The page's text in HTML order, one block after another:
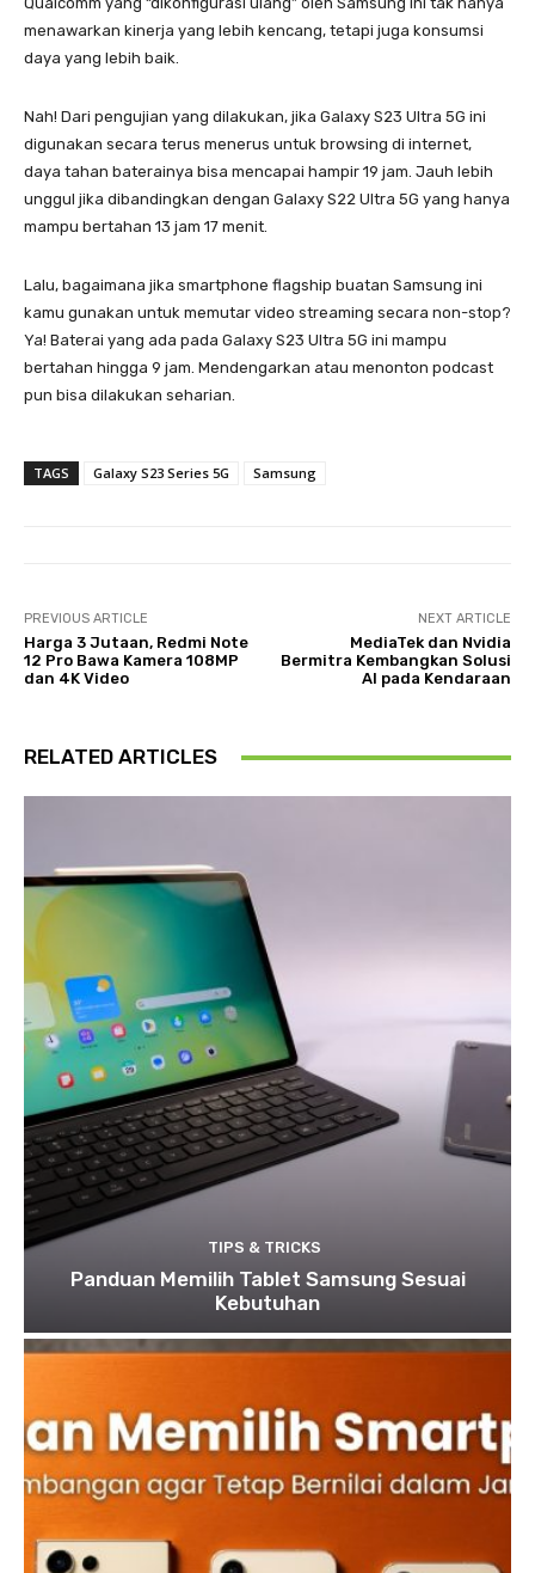
menawarkan kinerja yang lebih kencang, tetapi juga konsumsi
daya yang lebih baik.
Nah! Dari pengujian yang dilakukan, jika Galaxy S23 Ultra 5G ini
digunakan secara terus menerus untuk browsing di internet,
daya tahan baterainya bisa mencapai hampir 19 jam. Jauh lebih
unggul jika dibandingkan dengan Galaxy S22 Ultra 5G yang hanya
mampu bertahan 13 jam 17 menit.
Lalu, bagaimana jika smartphone flagship buatan Samsung ini
kamu gunakan untuk memutar video streaming secara non-stop?
Ya! Baterai yang ada pada Galaxy S23 Ultra 5G ini mampu
bertahan hingga 9 jam. Mendengarkan atau menonton podcast
pun bisa dilakukan seharian.
TAGS Galaxy S23 Series 5G Samsung
PREVIOUS ARTICLE
Harga 3 Jutaan, Redmi Note
12 Pro Bawa Kamera 108MP
dan 4K Video
NEXT ARTICLE
MediaTek dan Nvidia
Bermitra Kembangkan Solusi
AI pada Kendaraan
RELATED ARTICLES
TIPS & TRICKS
Panduan Memilih Tablet Samsung Sesuai
Kebutuhan